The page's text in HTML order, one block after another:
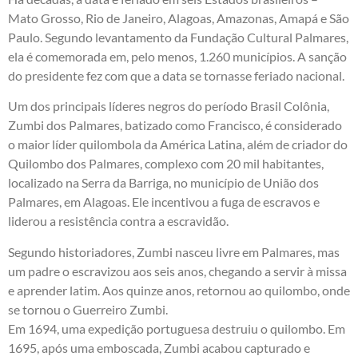
Mato Grosso, Rio de Janeiro, Alagoas, Amazonas, Amapá e São
Paulo. Segundo levantamento da Fundação Cultural Palmares,
ela é comemorada em, pelo menos, 1.260 municípios. A sanção
do presidente fez com que a data se tornasse feriado nacional.
Um dos principais líderes negros do período Brasil Colônia,
Zumbi dos Palmares, batizado como Francisco, é considerado
o maior líder quilombola da América Latina, além de criador do
Quilombo dos Palmares, complexo com 20 mil habitantes,
localizado na Serra da Barriga, no município de União dos
Palmares, em Alagoas. Ele incentivou a fuga de escravos e
liderou a resistência contra a escravidão.
Segundo historiadores, Zumbi nasceu livre em Palmares, mas
um padre o escravizou aos seis anos, chegando a servir à missa
e aprender latim. Aos quinze anos, retornou ao quilombo, onde
se tornou o Guerreiro Zumbi.
Em 1694, uma expedição portuguesa destruiu o quilombo. Em
1695, após uma emboscada, Zumbi acabou capturado e